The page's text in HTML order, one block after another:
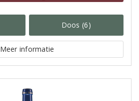
Doos (6)
Meer informatie